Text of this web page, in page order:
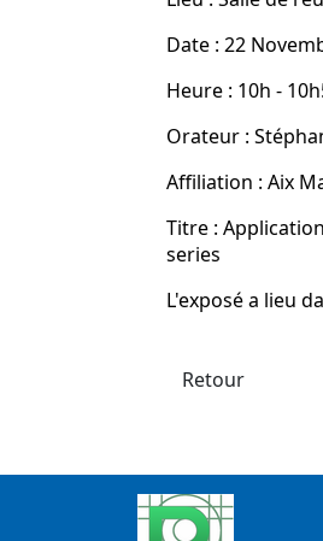
Date : 22
Heure : 10h -
Orateur :
Affiliation : Aix
Titre :
series
L'exposé a lieu
Retour